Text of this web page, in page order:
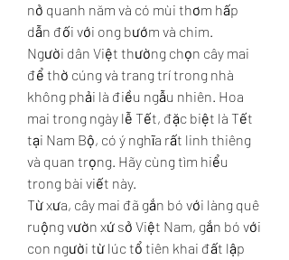
nở quanh năm và có mùi thơm hấp
dẫn đối với ong bướm và chim.
Người dân Việt thường chọn cây mai
để thờ cúng và trang trí trong nhà
không phải là điều ngẫu nhiên. Hoa
mai trong ngày lễ Tết, đặc biệt là Tết
tại Nam Bộ, có ý nghĩa rất linh thiêng
và quan trọng. Hãy cùng tìm hiểu
trong bài viết này.
Từ xưa, cây mai đã gắn bó với làng quê
ruộng vườn xứ sở Việt Nam, gắn bó với
con người từ lúc tổ tiên khai đất lập